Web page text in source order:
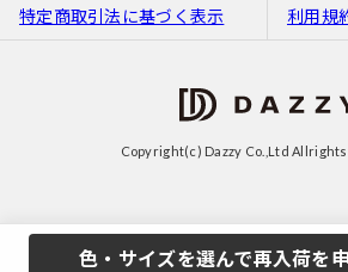
色・サイズを選んで再入荷を
特定商取引法に基づく表示 利用規
Copyright(c) Dazzy Co.,Ltd